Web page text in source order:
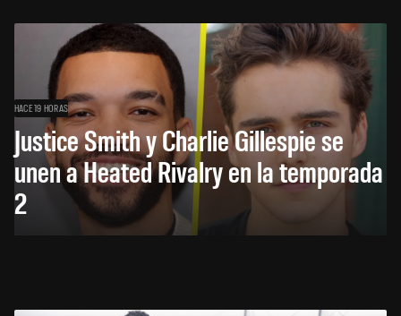
HACE 19 HORAS
Justice Smith y Charlie Gillespie se
unen a Heated Rivalry en la temporada
2